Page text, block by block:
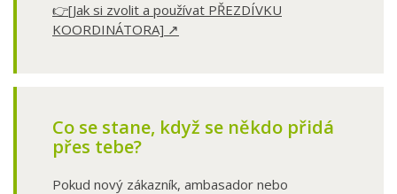
👉[Jak si zvolit a používat PŘEZDÍVKU
KOORDINÁTORA] ↗️
Co se stane, když se někdo přidá
přes tebe?
Pokud nový zákazník, ambasador nebo